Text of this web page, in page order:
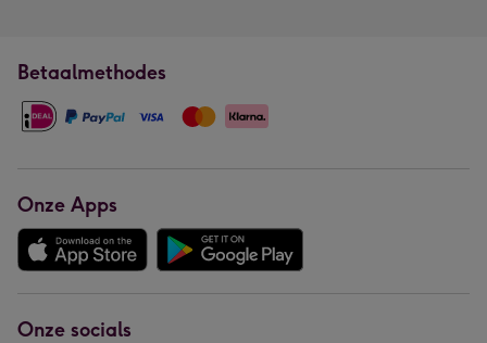
Betaalmethodes
Onze Apps
Onze socials